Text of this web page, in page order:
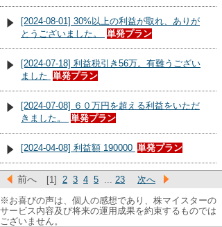
[2024-08-01] 30%以上の利益が取れ、ありが
とうございました。
単発プラン
[2024-07-18] 利益税引き56万。有難うござい
ました 単発プラン
[2024-07-08] ６０万円を超える利益をいただ
きました。
単発プラン
[2024-04-08] 利益額 190000 単発プラン
前へ [1] 2 3 4 5 ... 23
次へ
※お喜びの声は、個人の感想であり、株マイスターの
サービス内容及び将来の運用成果を約束するものでは
ございません。